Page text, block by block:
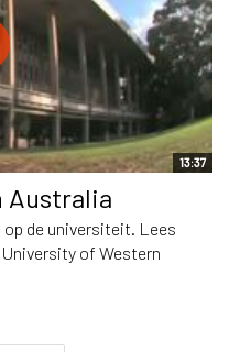
13:37
Australia
op de universiteit. Lees
of Western